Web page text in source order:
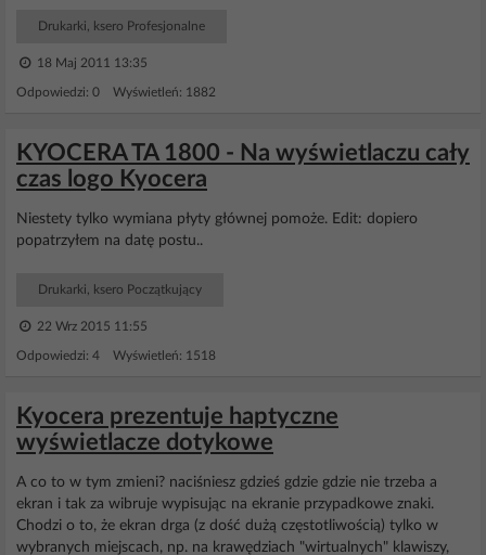
Drukarki, ksero Profesjonalne
18 Maj 2011 13:35
Odpowiedzi: 0 Wyświetleń: 1882
KYOCERA TA 1800 - Na wyświetlaczu cały
czas logo Kyocera
Niestety tylko wymiana płyty głównej pomoże. Edit: dopiero
popatrzyłem na datę postu..
Drukarki, ksero Początkujący
22 Wrz 2015 11:55
Odpowiedzi: 4 Wyświetleń: 1518
Kyocera prezentuje haptyczne
wyświetlacze dotykowe
A co to w tym zmieni? naciśniesz gdzieś gdzie gdzie nie trzeba a
ekran i tak za wibruje wypisując na ekranie przypadkowe znaki.
Chodzi o to, że ekran drga (z dość dużą częstotliwością) tylko w
wybranych miejscach, np. na krawędziach "wirtualnych" klawiszy,